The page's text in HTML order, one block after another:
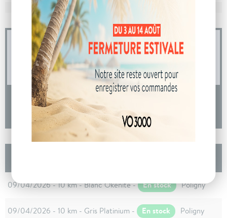
04 73 14 64 14
(Prix d'un appel local)
DEMANDE D'INFORMATIONS
09/04/2026 - 10 km - Blanc Okénite - En stock Poligny
09/04/2026 - 10 km - Gris Platinium - En stock Poligny